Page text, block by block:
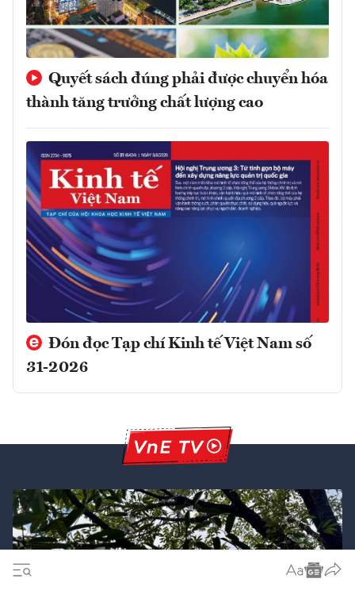
Quyết sách đúng phải được chuyển hóa
thành tăng trưởng chất lượng cao
Đón đọc Tạp chí Kinh tế Việt Nam số
31-2026